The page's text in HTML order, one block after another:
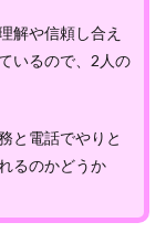
解や信頼し合え
いるので、2人の
と電話でやりと
るのかどうか